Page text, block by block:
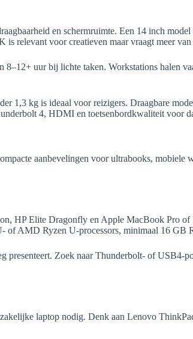
en schermruimte. Een 14 inch
relevant voor creatieven maar vraagt meer van
uur bij lichte taken. Workstations halen
kg is ideaal voor reizigers. Draagbare
4, HDMI en toetsenbordkwaliteit voor
aanbevelingen voor ultrabooks,
HP Elite Dragonfly en Apple MacBook Pro
of AMD Ryzen U-processors, minimaal 16 GB
Zoek naar Thunderbolt- of USB4-
laptop nodig. Denk aan Lenovo